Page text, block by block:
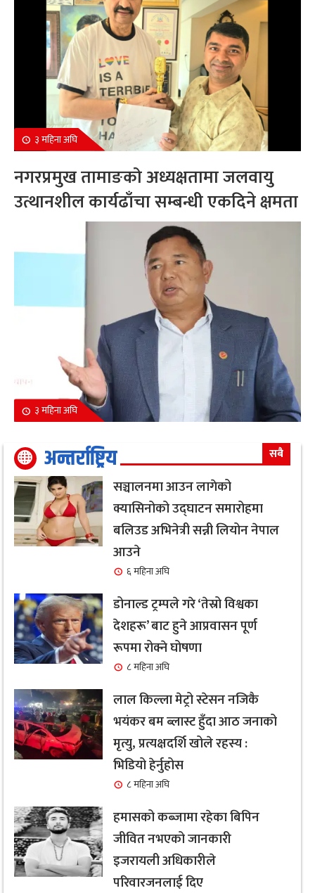
३ महिना अघि
नगरप्रमुख तामाङको अध्यक्षतामा जलवायु
उत्थानशील कार्यढाँचा सम्बन्धी एकदिने क्षमता
अभिवृद्धि कार्यक्रम सम्पन्न
३ महिना अघि
अन्तर्राष्ट्रिय सबै
सञ्चालनमा आउन लागेको
क्यासिनोको उद्घाटन समारोहमा
बलिउड अभिनेत्री सन्नी लियोन नेपाल
आउने
६ महिना अघि
डोनाल्ड ट्रम्पले गरे ‘तेस्रो विश्वका
देशहरू’ बाट हुने आप्रवासन पूर्ण
रूपमा रोक्ने घोषणा
८ महिना अघि
लाल किल्ला मेट्रो स्टेसन नजिकै
भयंकर बम ब्लास्ट हुँदा आठ जनाको
मृत्यु, प्रत्यक्षदर्शि खोले रहस्य :
भिडियो हेर्नुहोस
८ महिना अघि
हमासको कब्जामा रहेका बिपिन
जीवित नभएको जानकारी
इजरायली अधिकारीले
परिवारजनलाई दिए